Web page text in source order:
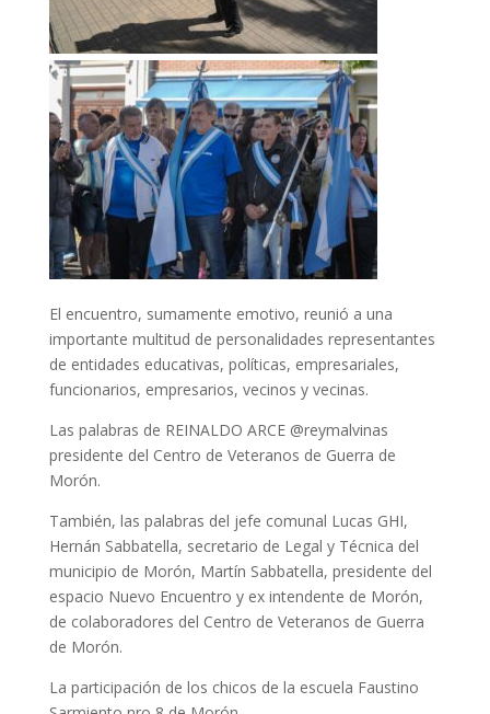
El encuentro, sumamente emotivo, reunió a una
importante multitud de personalidades representantes
de entidades educativas, políticas, empresariales,
funcionarios, empresarios, vecinos y vecinas.
Las palabras de REINALDO ARCE @reymalvinas
presidente del Centro de Veteranos de Guerra de
Morón.
También, las palabras del jefe comunal Lucas GHI,
Hernán Sabbatella, secretario de Legal y Técnica del
municipio de Morón, Martín Sabbatella, presidente del
espacio Nuevo Encuentro y ex intendente de Morón,
de colaboradores del Centro de Veteranos de Guerra
de Morón.
La participación de los chicos de la escuela Faustino